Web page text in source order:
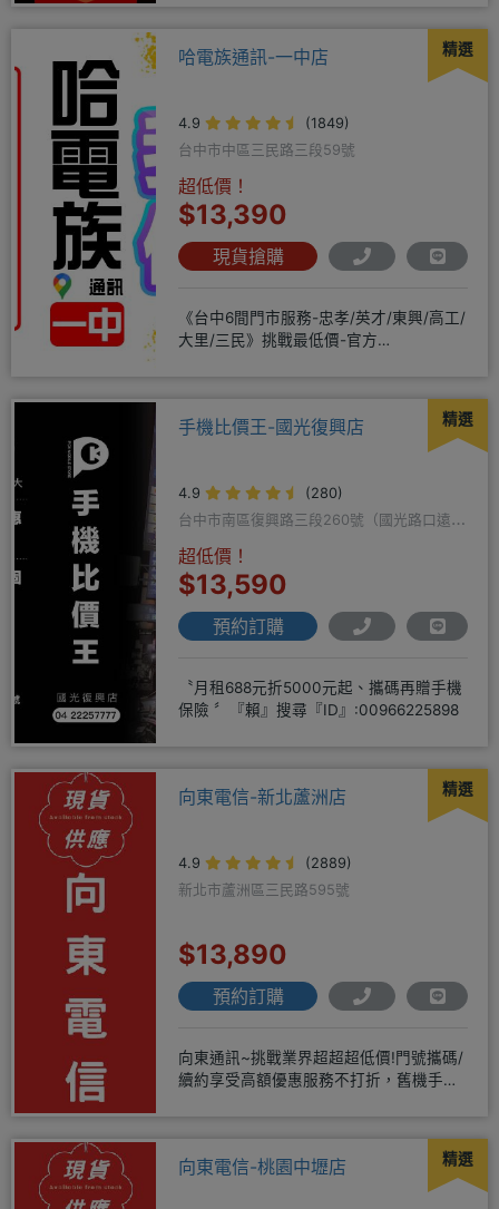
精選
哈電族通訊-一中店
4.9
(1849)
台中市中區三民路三段59號
超低價！
$13,390
現貨搶購
《台中6間門市服務-忠孝/英才/東興/高工/
大里/三民》挑戰最低價-官方
精選
手機比價王-國光復興店
4.9
(280)
台中市南區復興路三段260號（國光路口遠傳
隔壁）
超低價！
$13,590
預約訂購
〝月租688元折5000元起、攜碼再贈手機
保險 〞『賴』搜尋『ID』:00966225898
精選
向東電信-新北蘆洲店
4.9
(2889)
新北市蘆洲區三民路595號
$13,890
預約訂購
向東通訊~挑戰業界超超超低價!門號攜碼/
續約享受高額優惠服務不打折，舊機手機
精選
向東電信-桃園中壢店